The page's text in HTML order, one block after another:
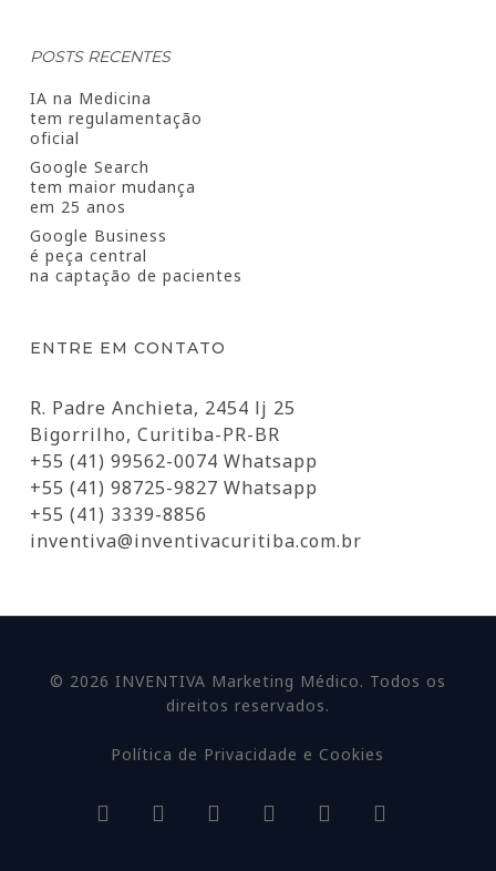
POSTS RECENTES
IA na Medicina
tem regulamentação
oficial
Google Search
tem maior mudança
em 25 anos
Google Business
é peça central
na captação de pacientes
ENTRE EM CONTATO
R. Padre Anchieta, 2454 lj 25
Bigorrilho, Curitiba-PR-BR
+55 (41) 99562-0074 Whatsapp
+55 (41) 98725-9827 Whatsapp
+55 (41) 3339-8856
inventiva@inventivacuritiba.com.br
© 2026 INVENTIVA Marketing Médico. Todos os
direitos reservados.
Política de Privacidade e Cookies
facebooklinkedinyoutubegoogle-instagramwhatsapp